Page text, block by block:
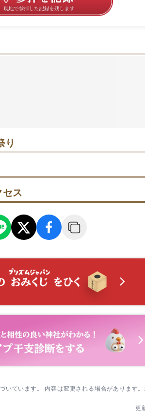
り
つり）」｜夜間から混雑しやすいため、静
ます。
とを短くまとめて祈ります。
セス
ています。 内容は変更される場合があります
更